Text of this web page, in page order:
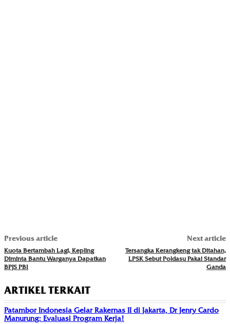
Previous article
Kuota Bertambah Lagi, Kepling
Diminta Bantu Warganya Dapatkan
BPJS PBI
Next article
Tersangka Kerangkeng tak Ditahan,
LPSK Sebut Poldasu Pakai Standar
Ganda
ARTIKEL TERKAIT
Patambor Indonesia Gelar Rakernas II di Jakarta, Dr Jenry Cardo
Manurung: Evaluasi Program Kerja!